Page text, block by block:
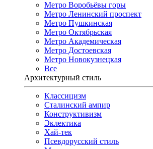
Метро Воробьёвы горы
Метро Ленинский проспект
Метро Пушкинская
Метро Октябрьская
Метро Академическая
Метро Достоевская
Метро Новокузнецкая
Все
Архитектурный стиль
Классицизм
Сталинский ампир
Конструктивизм
Эклектика
Хай-тек
Псевдорусский стиль